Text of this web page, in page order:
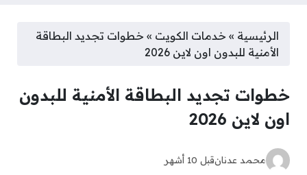
الرئيسية » خدمات الكويت » خطوات تجديد البطاقة
الأمنية للبدون اون لاين 2026
خطوات تجديد البطاقة الأمنية للبدون
اون لاين 2026
محمد عدنانقبل 10 أشهر